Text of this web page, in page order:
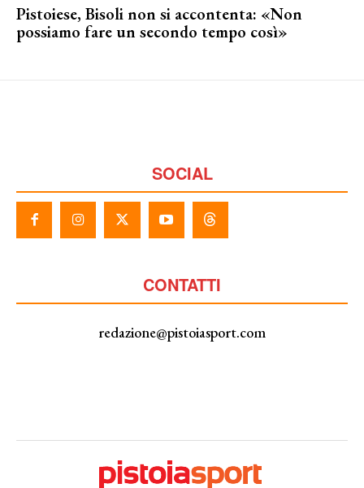
Pistoiese, Bisoli non si accontenta: «Non
possiamo fare un secondo tempo così»
SOCIAL
CONTATTI
redazione@pistoiasport.com